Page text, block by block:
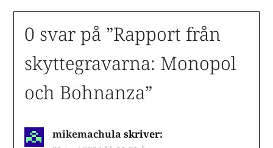
0 svar på ”Rapport från
skyttegravarna: Monopol
och Bohnanza”
mikemachula skriver: